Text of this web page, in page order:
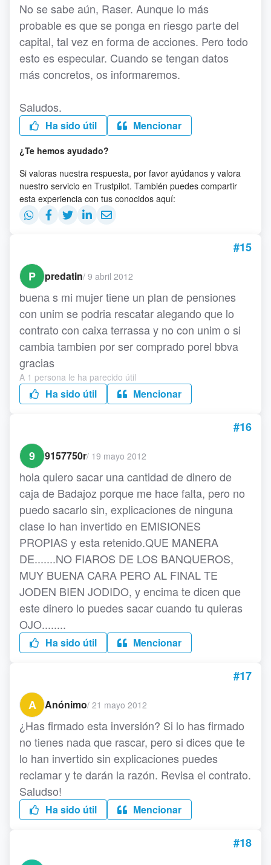
No se sabe aún, Raser. Aunque lo más
probable es que se ponga en riesgo parte del
capital, tal vez en forma de acciones. Pero todo
esto es especular. Cuando se tengan datos
más concretos, os informaremos.
Saludos.
Ha sido útil Mencionar
¿Te hemos ayudado?
Si valoras nuestra respuesta, por favor ayúdanos y valora
nuestro servicio en Trustpilot. También puedes compartir
esta experiencia con tus conocidos aquí:
#15
P
predatin/ 9 abril 2012
buena s mi mujer tiene un plan de pensiones
con unim se podria rescatar alegando que lo
contrato con caixa terrassa y no con unim o si
cambia tambien por ser comprado porel bbva
gracias
A 1 persona le ha parecido útil
Ha sido útil Mencionar
#16
9
9157750r/ 19 mayo 2012
hola quiero sacar una cantidad de dinero de
caja de Badajoz porque me hace falta, pero no
puedo sacarlo sin, explicaciones de ninguna
clase lo han invertido en EMISIONES
PROPIAS y esta retenido.QUE MANERA
DE.......NO FIAROS DE LOS BANQUEROS,
MUY BUENA CARA PERO AL FINAL TE
JODEN BIEN JODIDO, y encima te dicen que
este dinero lo puedes sacar cuando tu quieras
OJO........
Ha sido útil Mencionar
#17
A
Anónimo/ 21 mayo 2012
¿Has firmado esta inversión? Si lo has firmado
no tienes nada que rascar, pero si dices que te
lo han invertido sin explicaciones puedes
reclamar y te darán la razón. Revisa el contrato.
Saludso!
Ha sido útil Mencionar
#18